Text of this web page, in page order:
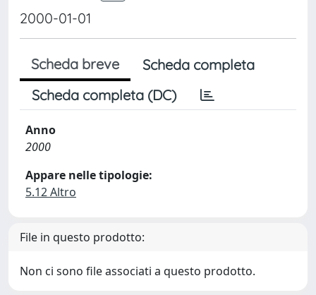
2000-01-01
Scheda breve
Scheda completa
Scheda completa (DC)
Anno
2000
Appare nelle tipologie:
5.12 Altro
File in questo prodotto:
Non ci sono file associati a questo prodotto.